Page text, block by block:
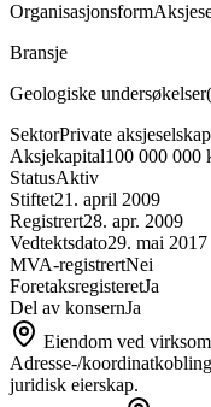
Organisasjonsform
Bransje
Geologiske undersøkelser(
SektorPrivate
Aksjekapital100 000 000
StatusAktiv
Stiftet21. april 2009
Registrert28. apr. 2009
Vedtektsdato29. mai 2017
MVA-registrertNei
ForetaksregisteretJa
Del av konsernJa
Eiendom ved
Adresse-/
juridisk eierskap.